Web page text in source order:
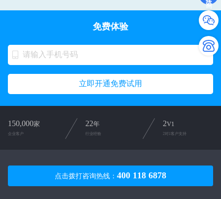
免费体验
立即开通免费试用
150,000家
企业客户
22年
行业经验
2V1
2对1客户支持
点击拨打咨询热线： 400 118 6878